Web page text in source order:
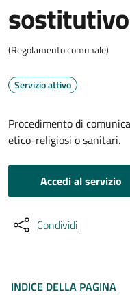
sostitutivo
(Regolamento comunale)
Servizio attivo
Procedimento di
etico-religiosi o sanitari.
Accedi al servizio
Condividi
INDICE DELLA PAGINA